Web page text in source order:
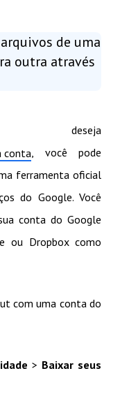
de uma
outra através
conta, você pode
ferramenta oficial
do Google. Você
conta do Google
ou Dropbox como
com uma conta do
> Baixar seus